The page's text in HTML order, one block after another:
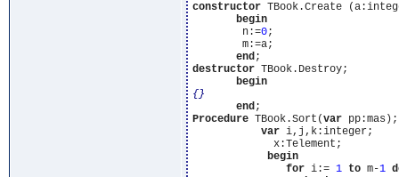
constructor TBook.Create
begin
        n:=
0;
        m:=a;
end
destructor TBook.Destroy;
begin
{}
end
Procedure TBook.Sort(var pp:mas);
var i,j,k:integer;
             x:Telement;
begin
for i:= 1 to m-1